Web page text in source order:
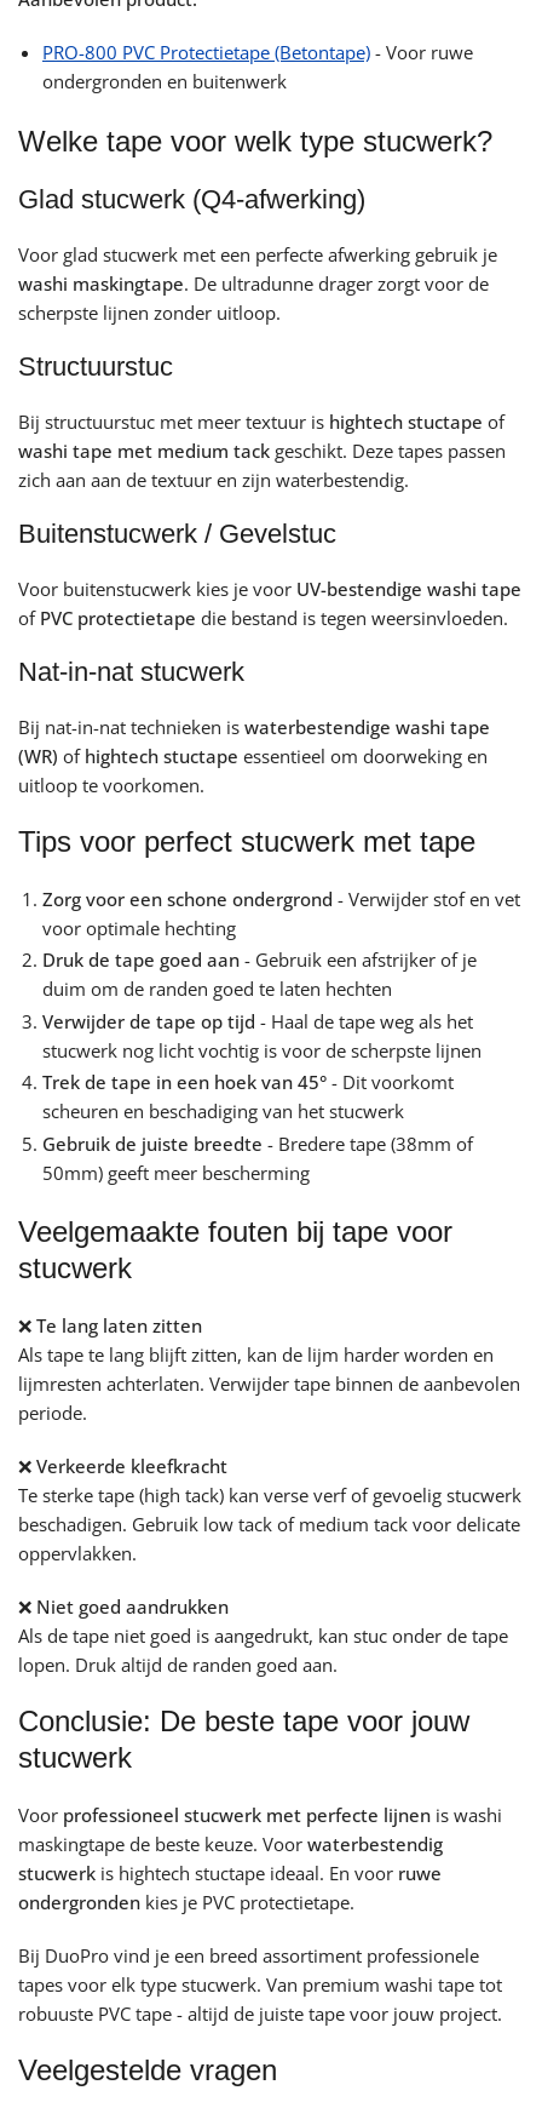
PRO-800 PVC Protectietape (Betontape) - Voor ruwe
ondergronden en buitenwerk
Welke tape voor welk type stucwerk?
Glad stucwerk (Q4-afwerking)
Voor glad stucwerk met een perfecte afwerking gebruik je
washi maskingtape. De ultradunne drager zorgt voor de
scherpste lijnen zonder uitloop.
Structuurstuc
Bij structuurstuc met meer textuur is hightech stuctape of
washi tape met medium tack geschikt. Deze tapes passen
zich aan aan de textuur en zijn waterbestendig.
Buitenstucwerk / Gevelstuc
Voor buitenstucwerk kies je voor UV-bestendige washi tape
of PVC protectietape die bestand is tegen weersinvloeden.
Nat-in-nat stucwerk
Bij nat-in-nat technieken is waterbestendige washi tape
(WR) of hightech stuctape essentieel om doorweking en
uitloop te voorkomen.
Tips voor perfect stucwerk met tape
Zorg voor een schone ondergrond - Verwijder stof en vet
voor optimale hechting
Druk de tape goed aan - Gebruik een afstrijker of je
duim om de randen goed te laten hechten
Verwijder de tape op tijd - Haal de tape weg als het
stucwerk nog licht vochtig is voor de scherpste lijnen
Trek de tape in een hoek van 45° - Dit voorkomt
scheuren en beschadiging van het stucwerk
Gebruik de juiste breedte - Bredere tape (38mm of
50mm) geeft meer bescherming
Veelgemaakte fouten bij tape voor
stucwerk
❌ Te lang laten zitten
Als tape te lang blijft zitten, kan de lijm harder worden en
lijmresten achterlaten. Verwijder tape binnen de aanbevolen
periode.
❌ Verkeerde kleefkracht
Te sterke tape (high tack) kan verse verf of gevoelig stucwerk
beschadigen. Gebruik low tack of medium tack voor delicate
oppervlakken.
❌ Niet goed aandrukken
Als de tape niet goed is aangedrukt, kan stuc onder de tape
lopen. Druk altijd de randen goed aan.
Conclusie: De beste tape voor jouw
stucwerk
Voor professioneel stucwerk met perfecte lijnen is washi
maskingtape de beste keuze. Voor waterbestendig
stucwerk is hightech stuctape ideaal. En voor ruwe
ondergronden kies je PVC protectietape.
Bij DuoPro vind je een breed assortiment professionele
tapes voor elk type stucwerk. Van premium washi tape tot
robuuste PVC tape - altijd de juiste tape voor jouw project.
Veelgestelde vragen